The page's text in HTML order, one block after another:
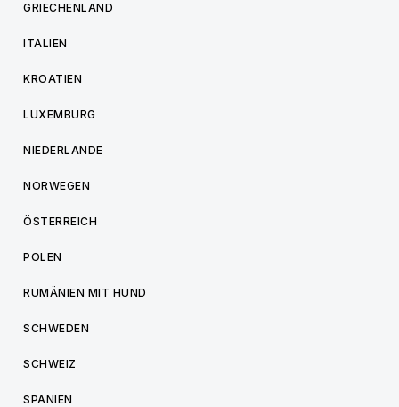
GRIECHENLAND
ITALIEN
KROATIEN
LUXEMBURG
NIEDERLANDE
NORWEGEN
ÖSTERREICH
POLEN
RUMÄNIEN MIT HUND
SCHWEDEN
SCHWEIZ
SPANIEN